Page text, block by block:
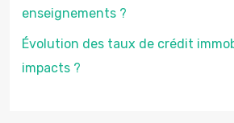
enseignements ?
Évolution des taux de crédit
impacts ?